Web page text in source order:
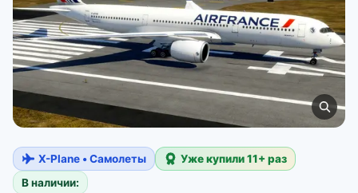
X-Plane • Самолеты
Уже купили 11+ раз
В наличии: